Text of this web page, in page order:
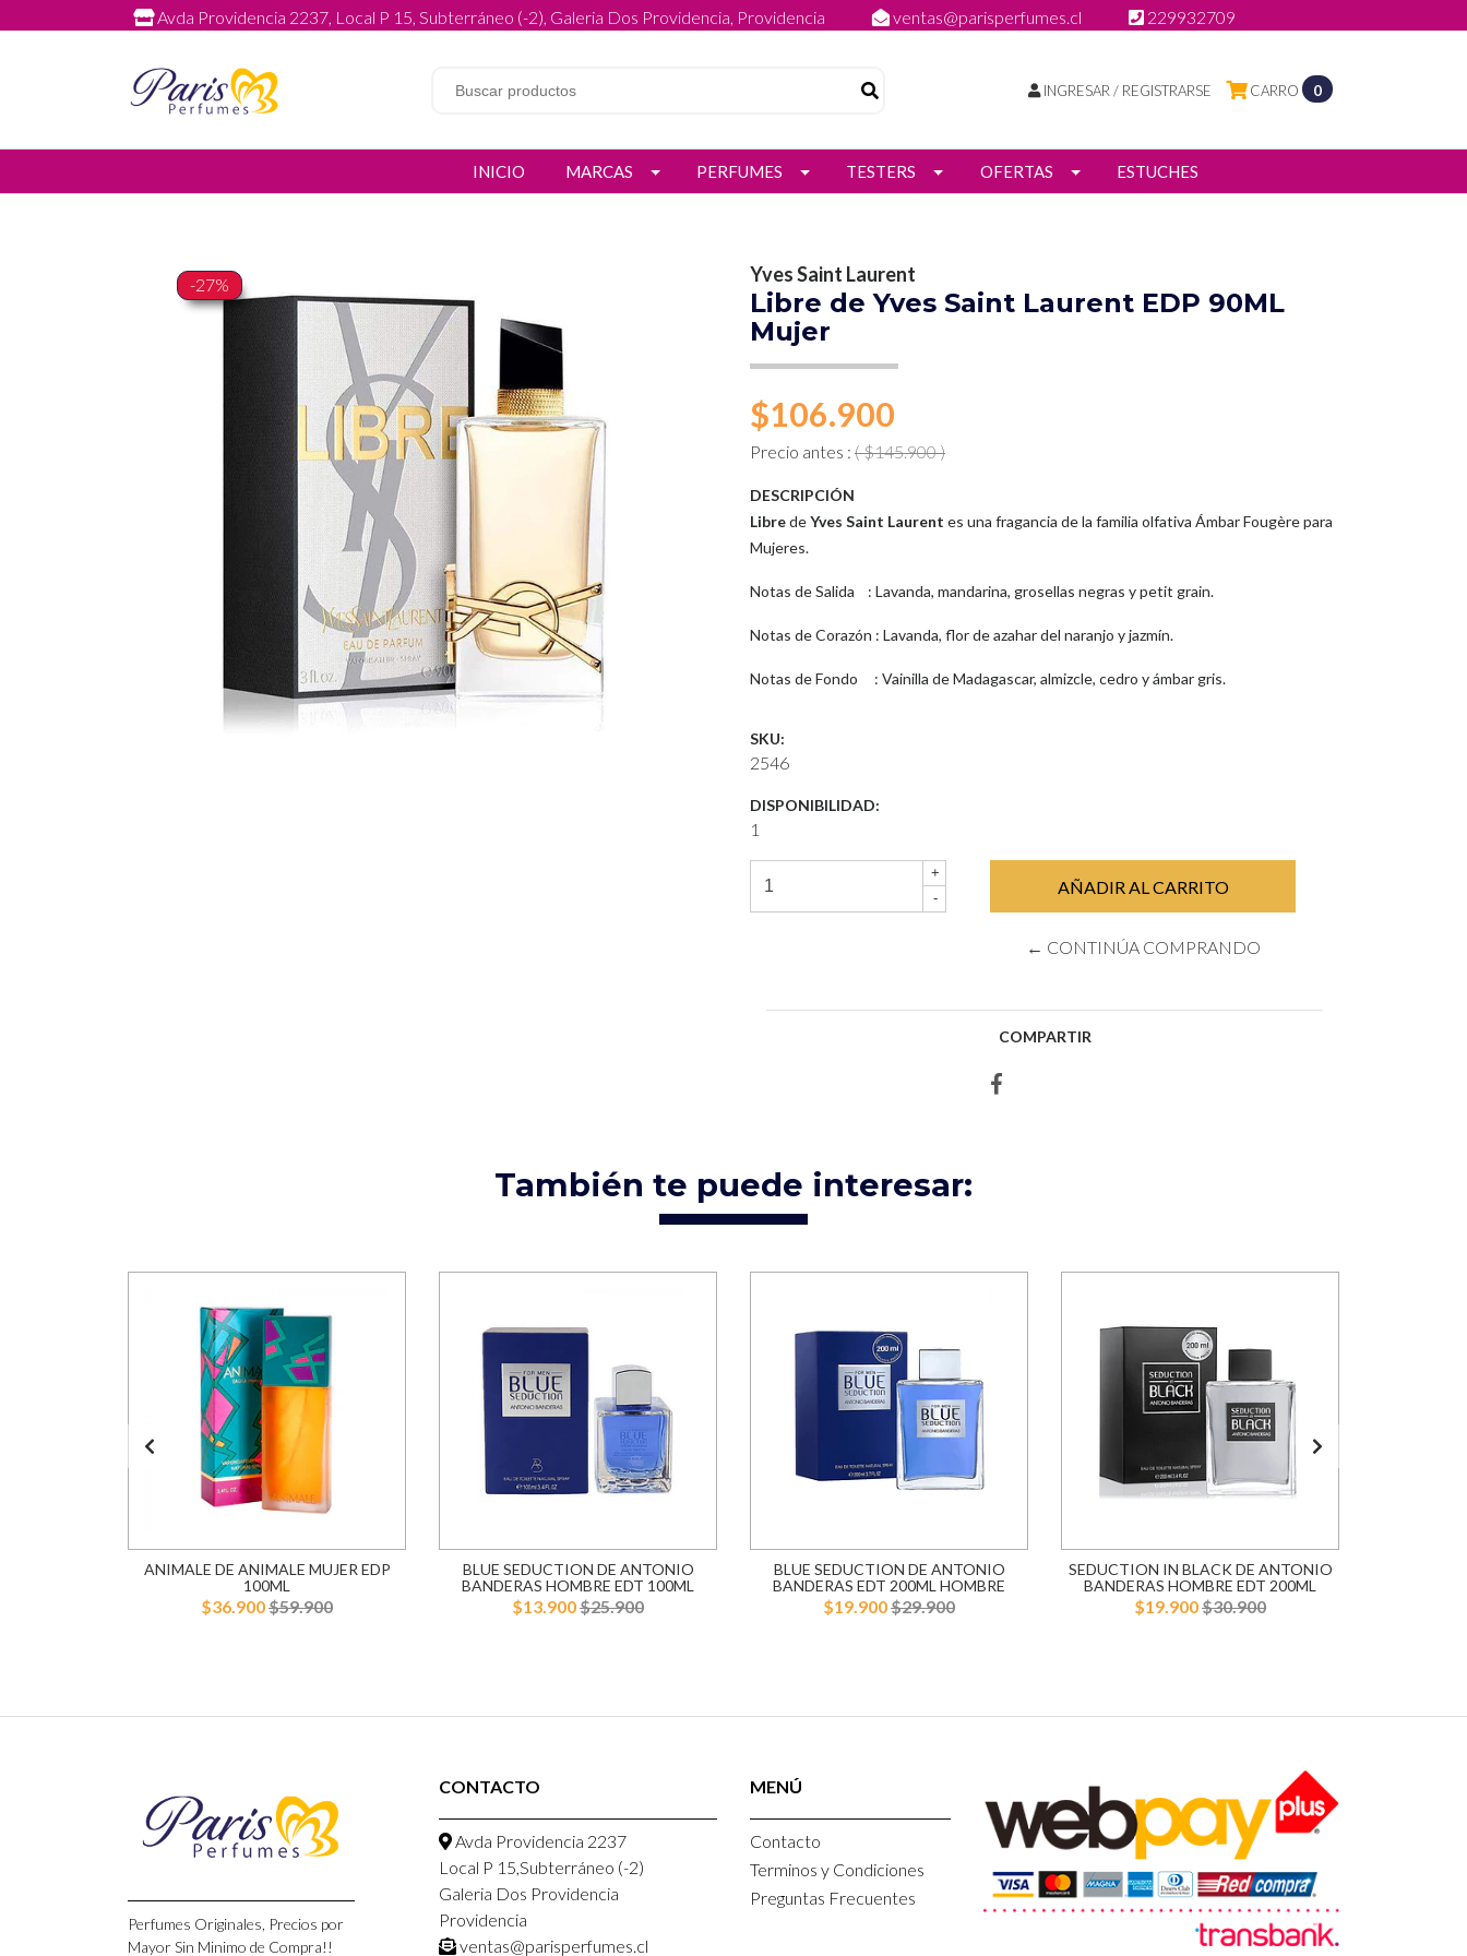
Avda Providencia 2237, Local P 15, Subterráneo (-2), Galeria Dos Providencia, Providencia ventas@parisperfumes.cl 229932709
CARRO 0
INGRESAR / REGISTRARSE
INICIO MARCAS PERFUMES TESTERS OFERTAS ESTUCHES
-27% Yves Saint Laurent
Libre de Yves Saint Laurent EDP 90ML
Mujer
$106.900
Precio antes : ( $145.900 )
DESCRIPCIÓN
LibredeYves Saint Laurent es una fragancia de la familia olfativa Ámbar Fougère para
Mujeres.
Notas de Salida : Lavanda, mandarina, grosellas negras y petit grain.
Notas de Corazón : Lavanda, flor de azahar del naranjo y jazmín.
Notas de Fondo : Vainilla de Madagascar, almizcle, cedro y ámbar gris.
SKU:
2546
DISPONIBILIDAD:
1
+
-
← CONTINÚA COMPRANDO
COMPARTIR
También te puede interesar:
ANIMALE DE ANIMALE MUJER EDP
100ML
$36.900$59.900
BLUE SEDUCTION DE ANTONIO
BANDERAS HOMBRE EDT 100ML
$13.900$25.900
BLUE SEDUCTION DE ANTONIO
BANDERAS EDT 200ML HOMBRE
$19.900$29.900
SEDUCTION IN BLACK DE ANTONIO
BANDERAS HOMBRE EDT 200ML
$19.900$30.900
Perfumes Originales, Precios por
Mayor Sin Minimo de Compra!!
CONTACTO
Avda Providencia 2237
Local P 15,Subterráneo (-2)
Galeria Dos Providencia
Providencia
ventas@parisperfumes.cl
MENÚ
Contacto
Terminos y Condiciones
Preguntas Frecuentes